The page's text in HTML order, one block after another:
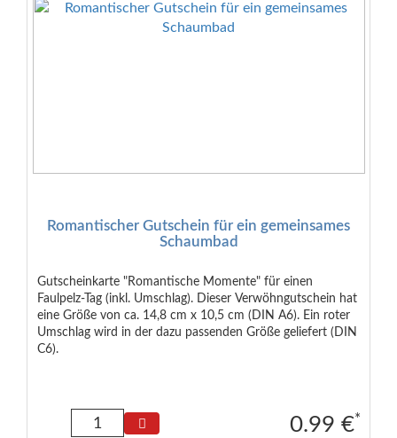
Romantischer Gutschein für ein gemeinsames
Schaumbad
Gutscheinkarte "Romantische Momente" für einen
Faulpelz-Tag (inkl. Umschlag). Dieser Verwöhngutschein hat
eine Größe von ca. 14,8 cm x 10,5 cm (DIN A6). Ein roter
Umschlag wird in der dazu passenden Größe geliefert (DIN
C6).
0.99 €*